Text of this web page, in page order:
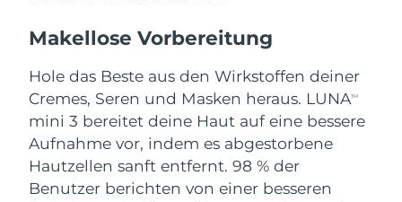
Makellose Vorbereitung
Hole das Beste aus den Wirkstoffen deiner
Cremes, Seren und Masken heraus. LUNATM
mini 3 bereitet deine Haut auf eine bessere
Aufnahme vor, indem es abgestorbene
Hautzellen sanft entfernt. 98 % der
Benutzer berichten von einer besseren
Vietnam Erwartete Lieferung